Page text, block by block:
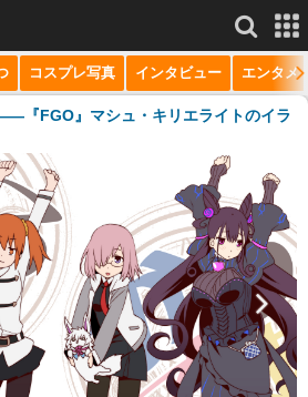
もっと見る
コスプレ写真 インタビュー エンタメ
『FGO』マシュ・キリエライトのイラ